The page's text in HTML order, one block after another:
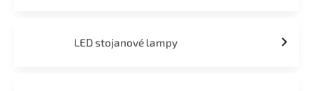
LED stojanové lampy